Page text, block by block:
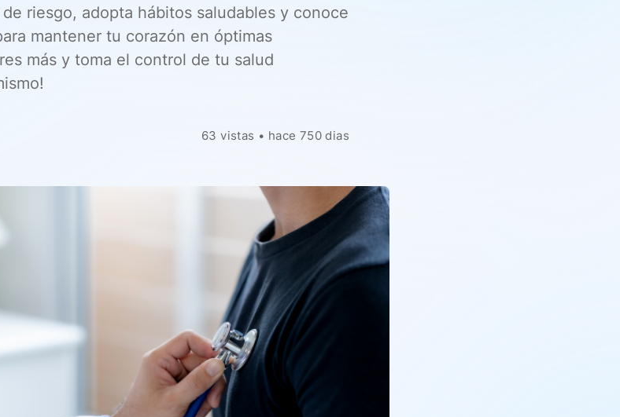
riesgo, adopta hábitos saludables y conoce
mantener tu corazón en óptimas
más y toma el control de tu salud
63 vistas • hace 750 dias